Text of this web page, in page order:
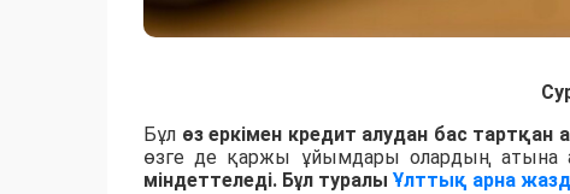
Бұл өз еркімен кредит алудан бас тартқан
өзге де қаржы ұйымдары олардың атына
міндеттеледі. Бұл туралы Ұлттық арна